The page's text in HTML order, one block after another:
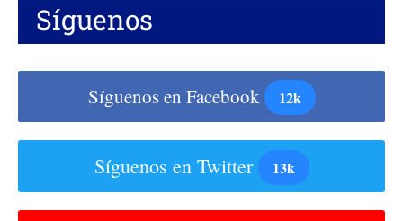
Síguenos
Síguenos en Facebook 12k
Síguenos en Twitter 13k